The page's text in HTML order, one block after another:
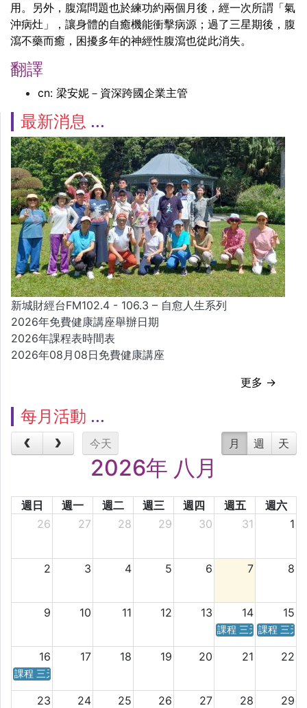
用。另外，腹瀉問題也於練功約兩個月後，經一次所謂「氣
沖病灶」，讓身體的自癒機能衝擊病源；過了三星期後，腹
瀉不藥而癒，困擾多年的神經性腹瀉也從此消失。
翻譯
cn: 梁安妮－資深跨國企業主管
最新消息
新城財經台FM102.4 - 106.3 – 自愈人生系列
2026年免費健康講座舉辦日期
2026年課程表時間表
2026年08月08日免費健康講座
更多 →
每月活動
今天 月 週 天
2026年 八月
週日 週一 週二 週三 週四 週五
週六
26
27 28 29 30 31 1
2 3 4 5 6 7 8
9 10 11 12 13 14 15
課程 三天／六天 時
課程 三天
16 17 18 19 20 21 22
課程 三天／六天 時間表
23 24 25 26 27 28 29